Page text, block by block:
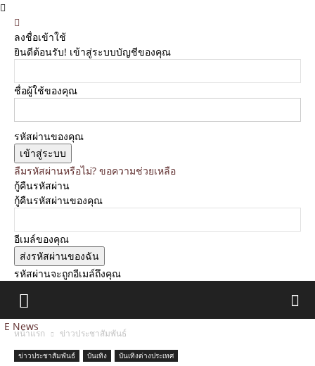
ลงชื่อเข้าใช้
ยินดีต้อนรับ! เข้าสู่ระบบบัญชีของคุณ
ชื่อผู้ใช้ของคุณ
รหัสผ่านของคุณ
ลืมรหัสผ่านหรือไม่? ขอความช่วยเหลือ
กู้คืนรหัสผ่าน
กู้คืนรหัสผ่านของคุณ
อีเมล์ของคุณ
รหัสผ่านจะถูกอีเมล์ถึงคุณ
E News
หน้าแรก ข่าวประชาสัมพันธ์
ข่าวประชาสัมพันธ์ บันเทิง บันเทิงต่างประเทศ